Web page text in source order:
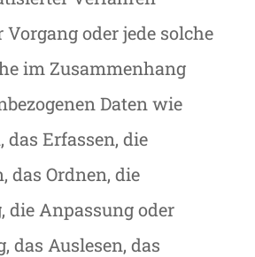
oder jede solche
im Zusammenhang
Daten wie
das Erfassen, die
das Ordnen, die
die Anpassung oder
das Auslesen, das